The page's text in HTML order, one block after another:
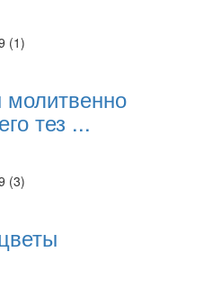
тез ...